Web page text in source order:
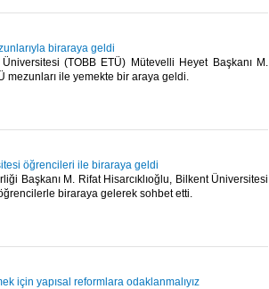
biraraya geldi
(TOBB ETÜ) Mütevelli Heyet Başkanı M.
mezunları ile yemekte bir araya geldi.
öğrencileri ile biraraya geldi
Başkanı M. Rifat Hisarcıklıoğlu, Bilkent Üniversitesi
biraraya gelerek sohbet etti.
için yapısal reformlara odaklanmalıyız